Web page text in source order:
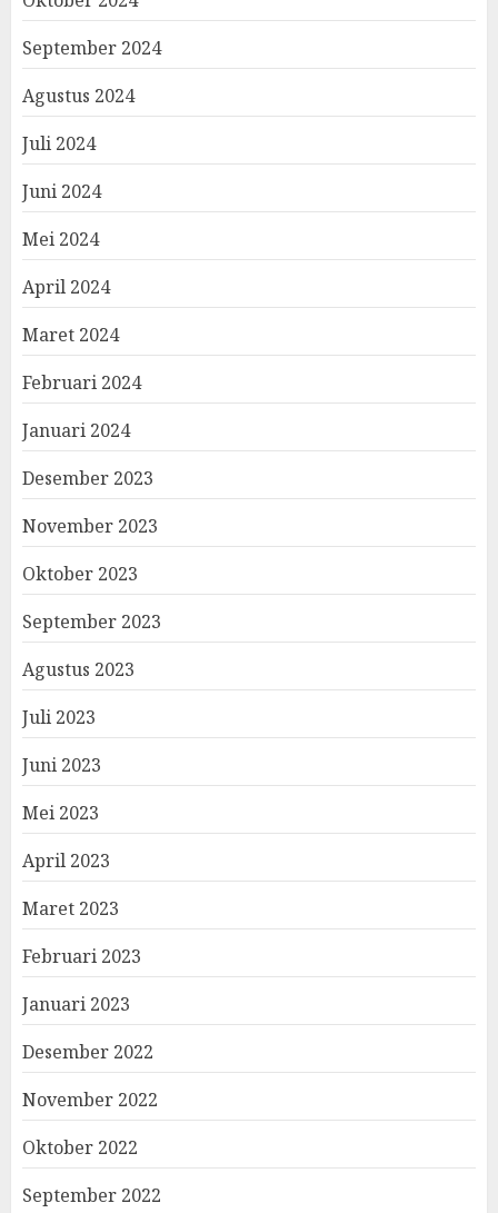
September 2024
Agustus 2024
Juli 2024
Juni 2024
Mei 2024
April 2024
Maret 2024
Februari 2024
Januari 2024
Desember 2023
November 2023
Oktober 2023
September 2023
Agustus 2023
Juli 2023
Juni 2023
Mei 2023
April 2023
Maret 2023
Februari 2023
Januari 2023
Desember 2022
November 2022
Oktober 2022
September 2022